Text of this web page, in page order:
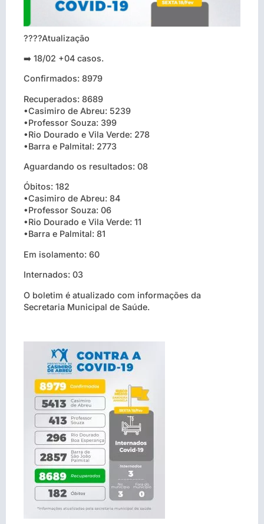
????Atualização
➡️ 18/02 +04 casos.
Confirmados: 8979
Recuperados: 8689
•Casimiro de Abreu: 5239
•Professor Souza: 399
•Rio Dourado e Vila Verde: 278
•Barra e Palmital: 2773
Aguardando os resultados: 08
Óbitos: 182
•Casimiro de Abreu: 84
•Professor Souza: 06
•Rio Dourado e Vila Verde: 11
•Barra e Palmital: 81
Em isolamento: 60
Internados: 03
O boletim é atualizado com informações da
Secretaria Municipal de Saúde.